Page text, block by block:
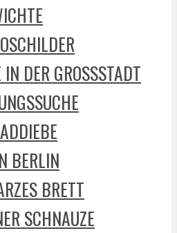
DER GROSSSTADT
BERLIN
BRETT
SCHNAUZE